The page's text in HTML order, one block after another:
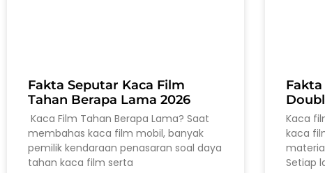
Fakta Seputar Kaca Film
Tahan Berapa Lama 2026
Kaca Film Tahan Berapa Lama? Saat
membahas kaca film mobil, banyak
pemilik kendaraan penasaran soal daya
tahan kaca film serta
Kaca
kaca
Setiap